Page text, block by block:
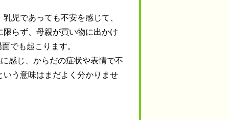
児であっても不安を感じて、
らず、母親が買い物に出かけ
でも起こります。
感じ、からだの症状や表情で不
う意味はまだよく分かりませ